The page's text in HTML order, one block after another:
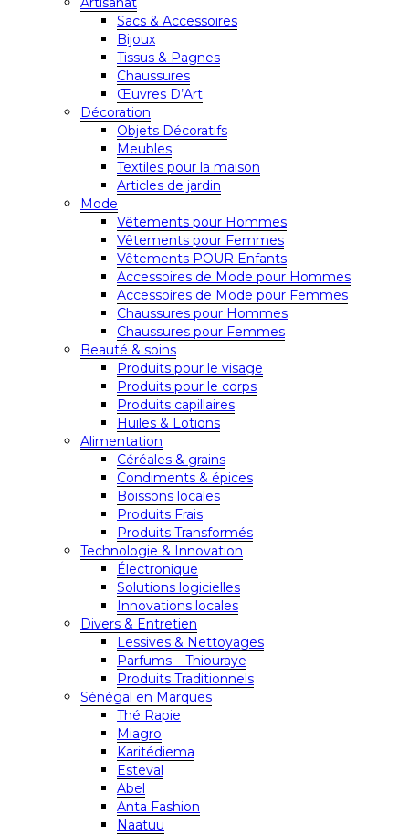
Sacs & Accessoires
Bijoux
Tissus & Pagnes
Chaussures
Œuvres D’Art
Décoration
Objets Décoratifs
Meubles
Textiles pour la maison
Articles de jardin
Mode
Vêtements pour Hommes
Vêtements pour Femmes
Vêtements POUR Enfants
Accessoires de Mode pour Hommes
Accessoires de Mode pour Femmes
Chaussures pour Hommes
Chaussures pour Femmes
Beauté & soins
Produits pour le visage
Produits pour le corps
Produits capillaires
Huiles & Lotions
Alimentation
Céréales & grains
Condiments & épices
Boissons locales
Produits Frais
Produits Transformés
Technologie & Innovation
Électronique
Solutions logicielles
Innovations locales
Divers & Entretien
Lessives & Nettoyages
Parfums – Thiouraye
Produits Traditionnels
Sénégal en Marques
Thé Rapie
Miagro
Karitédiema
Esteval
Abel
Anta Fashion
Naatuu